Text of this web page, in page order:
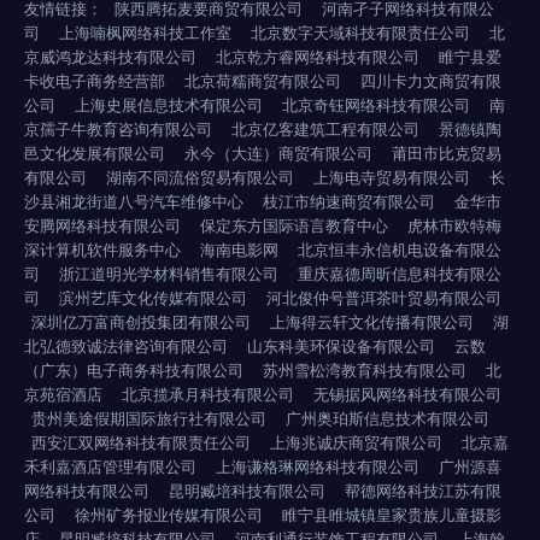
友情链接： 陕西腾拓麦要商贸有限公司
河南孑子网络科技有限公
司
上海喃枫网络科技工作室 北京数字天域科技有限责任公司
北
京威鸿龙达科技有限公司
北京乾方睿网络科技有限公司
睢宁县爱
卡收电子商务经营部
北京荷糯商贸有限公司
四川卡力文商贸有限
公司
上海史展信息技术有限公司 北京奇钰网络科技有限公司
南
京孺子牛教育咨询有限公司
北京亿客建筑工程有限公司
景德镇陶
邑文化发展有限公司
永今（大连）商贸有限公司
莆田市比克贸易
有限公司
湖南不同流俗贸易有限公司 上海电寺贸易有限公司
长
沙县湘龙街道八号汽车维修中心
枝江市纳速商贸有限公司
金华市
安腾网络科技有限公司
保定东方国际语言教育中心
虎林市欧特梅
深计算机软件服务中心
海南电影网
北京恒丰永信机电设备有限公
司
浙江道明光学材料销售有限公司
重庆嘉德周昕信息科技有限公
司
滨州艺库文化传媒有限公司
河北俊仲号普洱茶叶贸易有限公司
深圳亿万富商创投集团有限公司
上海得云轩文化传播有限公司
湖
北弘德致诚法律咨询有限公司
山东科美环保设备有限公司
云数
（广东）电子商务科技有限公司
苏州雪松湾教育科技有限公司
北
京苑宿酒店
北京揽承月科技有限公司
无锡据风网络科技有限公司
贵州美途假期国际旅行社有限公司
广州奥珀斯信息技术有限公司
西安汇双网络科技有限责任公司
上海兆诚庆商贸有限公司
北京嘉
禾利嘉酒店管理有限公司
上海谦格琳网络科技有限公司
广州源喜
网络科技有限公司
昆明臧培科技有限公司
帮德网络科技江苏有限
公司
徐州矿务报业传媒有限公司
睢宁县睢城镇皇家贵族儿童摄影